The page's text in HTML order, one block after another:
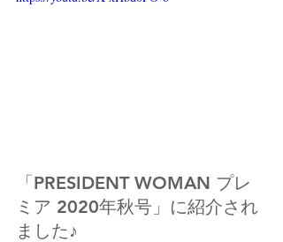
「PRESIDENT WOMAN プレ
ミア 2020年秋号」に紹介され
ました♪